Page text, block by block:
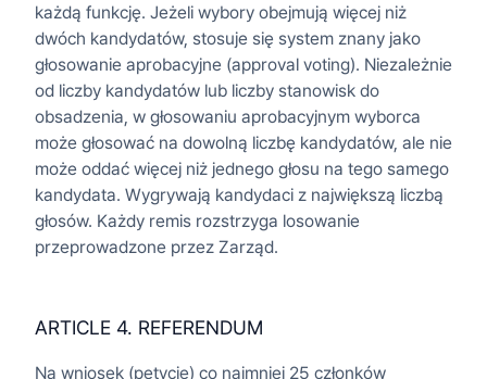
każdą funkcję. Jeżeli wybory obejmują więcej niż
dwóch kandydatów, stosuje się system znany jako
głosowanie aprobacyjne (approval voting). Niezależnie
od liczby kandydatów lub liczby stanowisk do
obsadzenia, w głosowaniu aprobacyjnym wyborca
może głosować na dowolną liczbę kandydatów, ale nie
może oddać więcej niż jednego głosu na tego samego
kandydata. Wygrywają kandydaci z największą liczbą
głosów. Każdy remis rozstrzyga losowanie
przeprowadzone przez Zarząd.
ARTICLE 4. REFERENDUM
Na wniosek (petycję) co najmniej 25 członków